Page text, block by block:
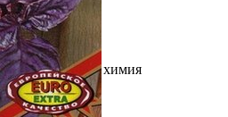
добавки, химия